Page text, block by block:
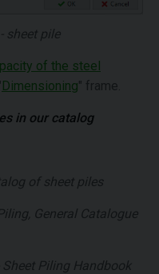
sheet pile
of the steel
Dimensioning" frame.
in our catalog
of sheet piles
General Catalogue
Piling Handbook